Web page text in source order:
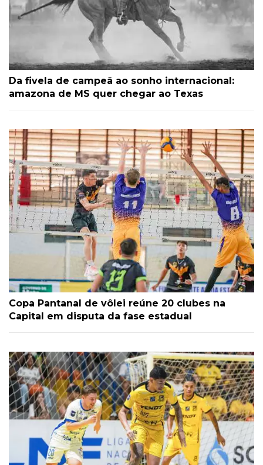
Da fivela de campeã ao sonho internacional:
amazona de MS quer chegar ao Texas
Copa Pantanal de vôlei reúne 20 clubes na
Capital em disputa da fase estadual